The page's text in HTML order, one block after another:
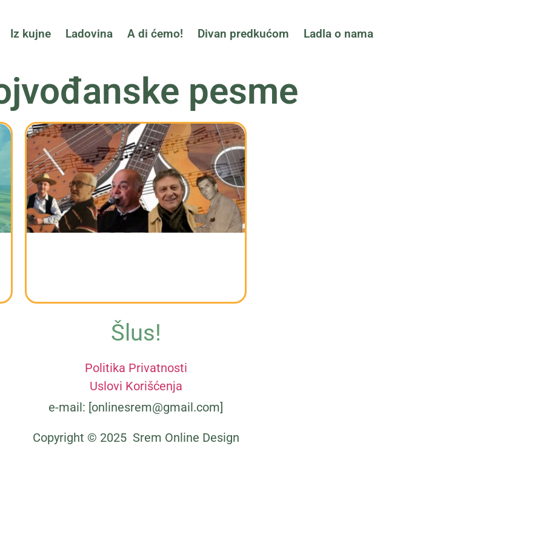
Iz kujne Ladovina A di ćemo! Divan predkućom Ladla o nama
pesme
6 Najlepših vojvođanskih pesama
Politika Privatnosti
Uslovi Korišćenja
e-mail: [onlinesrem@gmail.com]
Copyright © 2025 Srem Online Design
Šlus!